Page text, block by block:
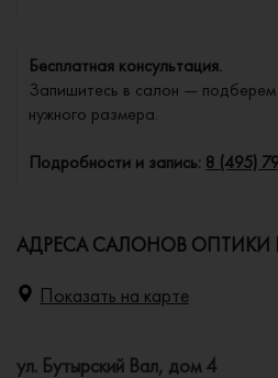
Бесплатная консультация.
Запишитесь в салон —
нужного размера.
Подробности и запись: 8 (495)
АДРЕСА САЛОНОВ ОПТИКИ
Показать на карте
ул. Бутырский Вал, дом 4